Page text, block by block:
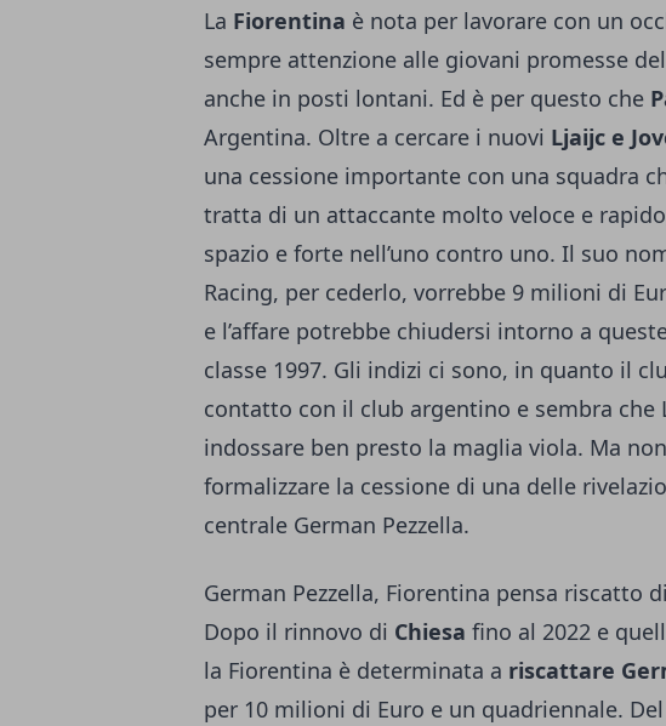
La Fiorentina è nota per lavorare con un
sempre attenzione alle giovani promesse
anche in posti lontani. Ed è per questo che
Argentina. Oltre a cercare i nuovi Ljaijc e
una cessione importante con una squadra
tratta di un attaccante molto veloce e
spazio e forte nell’uno contro uno. Il suo
Racing, per cederlo, vorrebbe 9 milioni di
e l’affare potrebbe chiudersi intorno a
classe 1997. Gli indizi ci sono, in quanto il
contatto con il club argentino e sembra che
indossare ben presto la maglia viola. Ma
formalizzare la cessione di una delle
centrale German Pezzella.
German Pezzella, Fiorentina pensa riscatto
Dopo il rinnovo di Chiesa fino al 2022 e
la Fiorentina è determinata a riscattare
per 10 milioni di Euro e un quadriennale.